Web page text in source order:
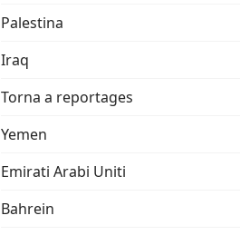
Palestina
Iraq
Torna a reportages
Yemen
Emirati Arabi Uniti
Bahrein